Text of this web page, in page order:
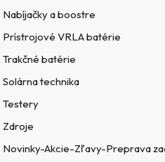
Nabíjačky a boostre
Prístrojové VRLA batérie
Trakčné batérie
Solárna technika
Testery
Zdroje
Novinky-Akcie-Zľavy-Preprava